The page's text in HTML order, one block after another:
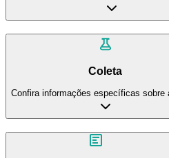
Coleta
Confira informações específicas sobre